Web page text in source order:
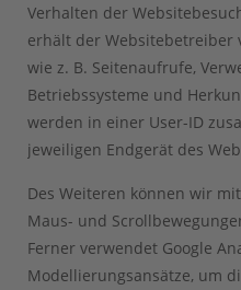
Verhalten der
erhält der Websitebetreiber
wie z. B. Seitenaufrufe,
Betriebssysteme und
werden in einer User-ID
jeweiligen Endgerät des
Des Weiteren können wir
Maus- und
Ferner verwendet Google
Modellierungsansätze, um